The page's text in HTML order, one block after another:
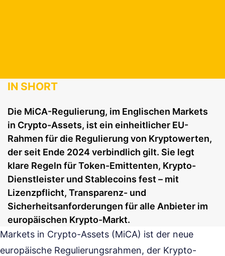
IN SHORT
Die MiCA-Regulierung, im Englischen Markets
in Crypto-Assets, ist ein einheitlicher EU-
Rahmen für die Regulierung von Kryptowerten,
der seit Ende 2024 verbindlich gilt. Sie legt
klare Regeln für Token-Emittenten, Krypto-
Dienstleister und Stablecoins fest – mit
Lizenzpflicht, Transparenz- und
Sicherheitsanforderungen für alle Anbieter im
europäischen Krypto-Markt.
Markets in Crypto-Assets (MiCA) ist der neue
europäische Regulierungsrahmen, der Krypto-